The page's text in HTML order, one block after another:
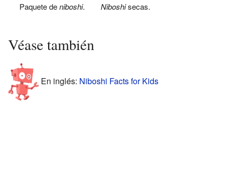
Paquete deniboshi. Niboshisecas.
Véase también
En inglés: Niboshi Facts for Kids